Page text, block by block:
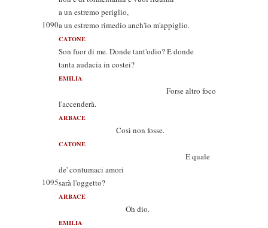
a un estremo periglio,
1090a un estremo rimedio anch'io m'appiglio.
CATONE
Son fuor di me. Donde tant'odio? E donde
tanta audacia in costei?
EMILIA
Forse altro foco
l'accenderà.
ARBACE
Così non fosse.
CATONE
E quale
de' contumaci amori
1095sarà l'oggetto?
ARBACE
Oh dio.
EMILIA